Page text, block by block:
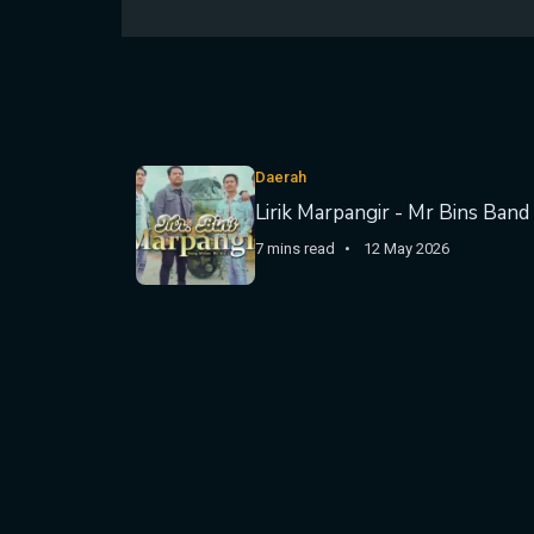
Daerah
Lirik Marpangir - Mr Bins Band
7 mins read 12 May 2026